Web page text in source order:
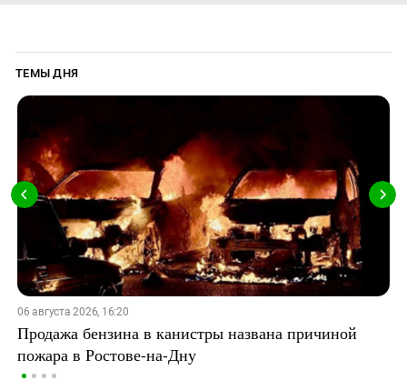
ТЕМЫ ДНЯ
06 августа 2026, 16:20
Продажа бензина в канистры названа причиной
пожара в Ростове-на-Дну